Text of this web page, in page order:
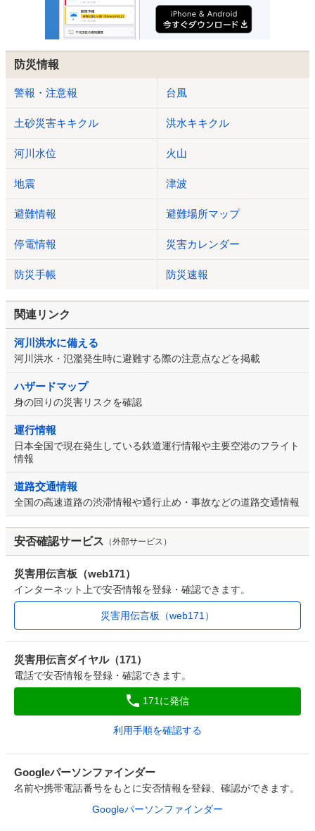
防災情報
警報・注意報 台風
土砂災害キキクル 洪水キキクル
河川水位 火山
地震 津波
避難情報 避難場所マップ
停電情報 災害カレンダー
防災手帳 防災速報
関連リンク
河川洪水に備える
河川洪水・氾濫発生時に避難する際の注意点などを掲載
ハザードマップ
身の回りの災害リスクを確認
運行情報
日本全国で現在発生している鉄道運行情報や主要空港のフライト
情報
道路交通情報
全国の高速道路の渋滞情報や通行止め・事故などの道路交通情報
安否確認サービス （外部サービス）
災害用伝言板（web171）
インターネット上で安否情報を登録・確認できます。
災害用伝言板（web171）
災害用伝言ダイヤル（171）
電話で安否情報を登録・確認できます。
171に発信
利用手順を確認する
Googleパーソンファインダー
名前や携帯電話番号をもとに安否情報を登録、確認ができます。
Googleパーソンファインダー